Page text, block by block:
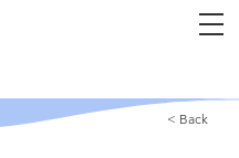
< Back